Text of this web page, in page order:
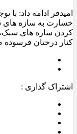
امیدفر ادامه داد:
خسارت به سازه های
کردن سازه های سبک،
کنار درختان
اشتراک گذاری :